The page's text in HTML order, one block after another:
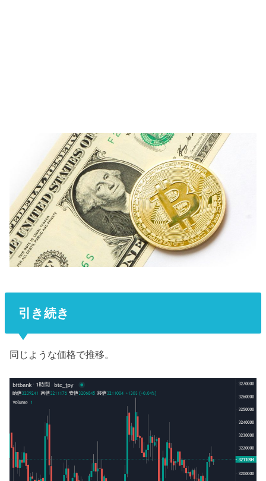
引き続き
同じような価格で推移。